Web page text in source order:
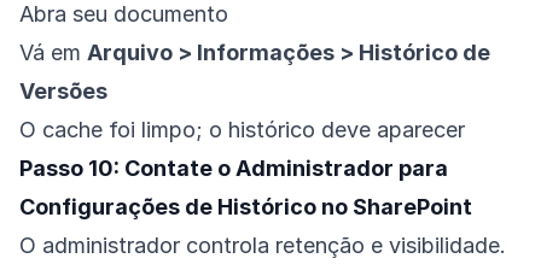
Abra seu documento
Vá em Arquivo > Informações > Histórico de
Versões
O cache foi limpo; o histórico deve aparecer
Passo 10: Contate o Administrador para
Configurações de Histórico no SharePoint
O administrador controla retenção e visibilidade.